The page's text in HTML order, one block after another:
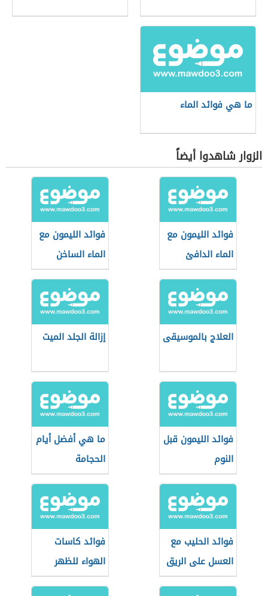
ما هي فوائد الماء
الزوار شاهدوا أيضاً
فوائد الليمون مع
الماء الدافئ
فوائد الليمون مع
الماء الساخن
العلاج بالموسيقى إزالة الجلد الميت
فوائد الليمون قبل
النوم
ما هي أفضل أيام
الحجامة
فوائد الحليب مع
العسل على الريق
فوائد كاسات
الهواء للظهر